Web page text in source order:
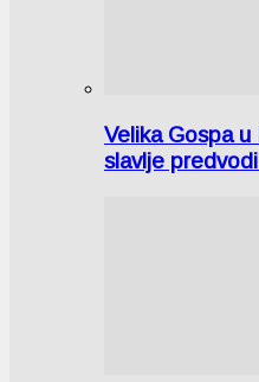
Velika Gospa
slavlje